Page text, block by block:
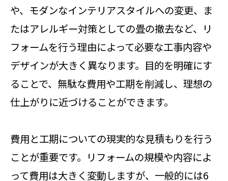
や、モダンなインテリアスタイルへの変更、ま
たはアレルギー対策としての畳の撤去など、リ
フォームを行う理由によって必要な工事内容や
デザインが大きく異なります。目的を明確にす
ることで、無駄な費用や工期を削減し、理想の
仕上がりに近づけることができます。
費用と工期についての現実的な見積もりを行う
ことが重要です。リフォームの規模や内容によ
って費用は大きく変動しますが、一般的には6